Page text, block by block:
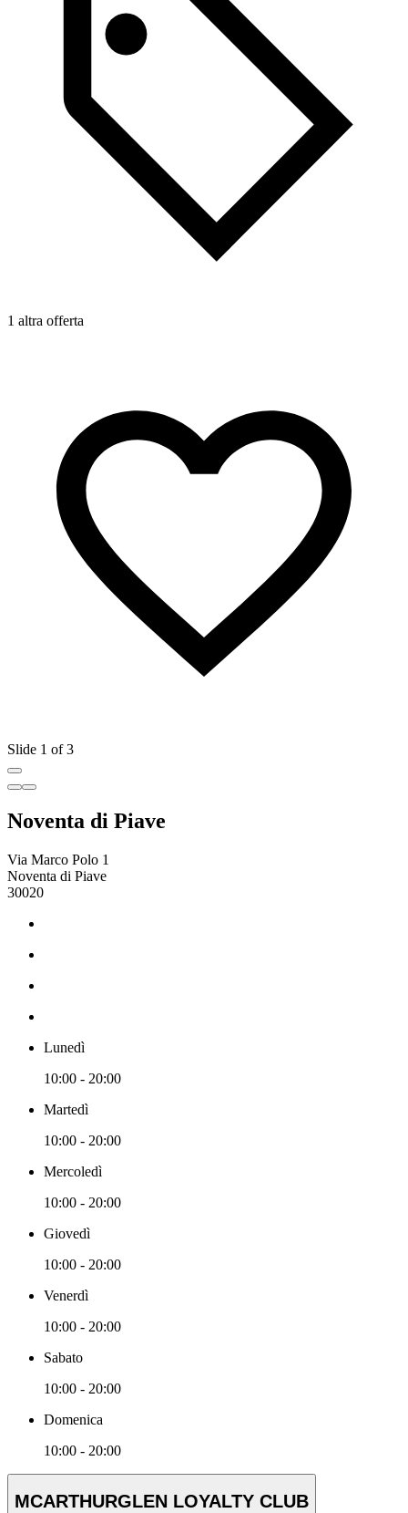
1 altra offerta
Slide 1 of 3
Noventa di Piave
Via Marco Polo 1
Noventa di Piave
30020
Lunedì
10:00 - 20:00
Martedì
10:00 - 20:00
Mercoledì
10:00 - 20:00
Giovedì
10:00 - 20:00
Venerdì
10:00 - 20:00
Sabato
10:00 - 20:00
Domenica
10:00 - 20:00
MCARTHURGLEN LOYALTY CLUB